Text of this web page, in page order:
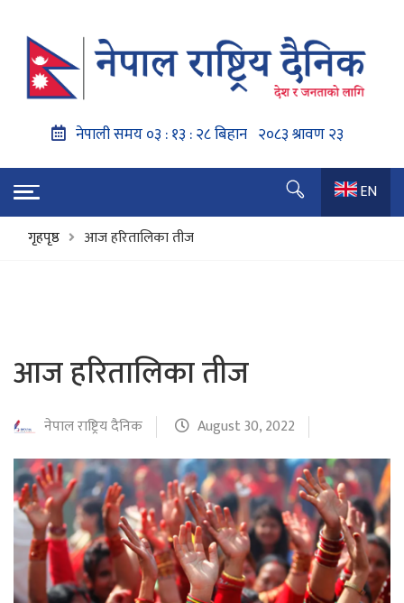
EN
गृहपृष्ठ
आज हरितालिका तीज
आज हरितालिका तीज
नेपाल राष्ट्रिय दैनिक August 30, 2022